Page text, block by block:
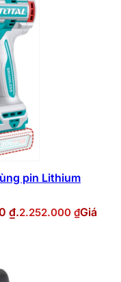
pin Lithium
₫.2.252.000 ₫Giá